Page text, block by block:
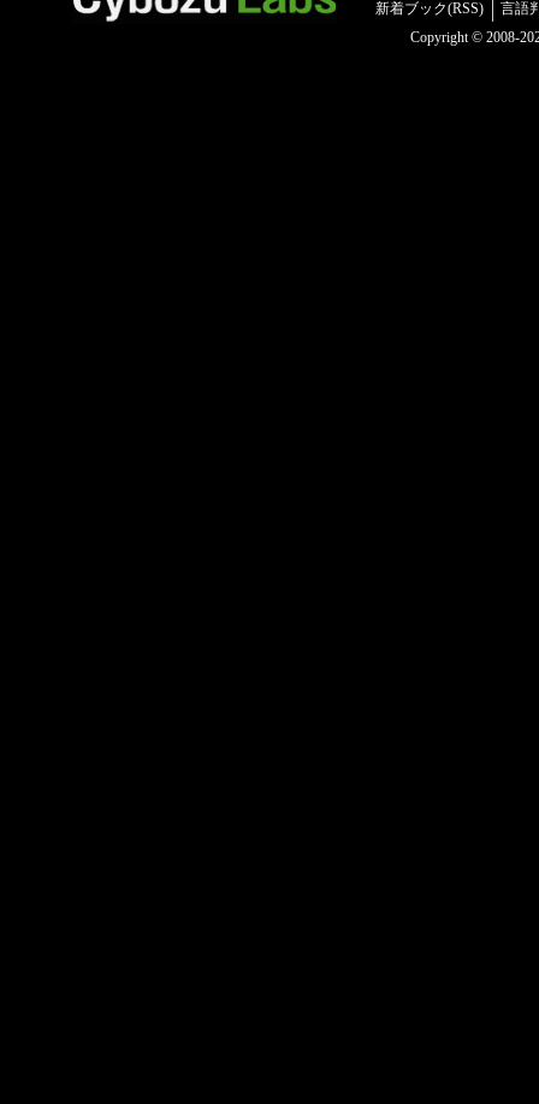
新着ブック(RSS)
言語
Copyright © 2008-